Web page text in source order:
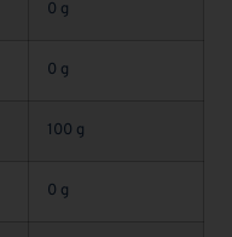
0 g
0 g
100 g
0 g